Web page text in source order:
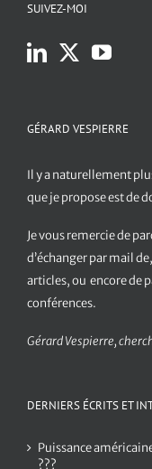
SUIVEZ-MOI
GÉRARD VESPIERRE
Il y a naturellement
que je propose est de
Je vous remercie de
d’échanger par mail
articles, ou encore de
conférences.
Gérard Vespierre,
DERNIERS ÉCRITS ET
Puissance
???